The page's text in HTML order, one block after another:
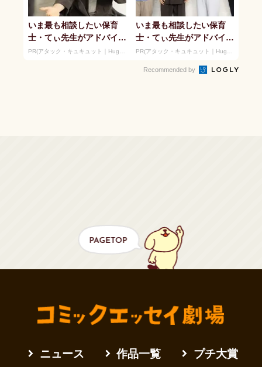
いま最も相談したい保育
士・てぃ先生がアドバイ
ス！ 子どもの“おてつだ
いま最も相談したい保育
士・てぃ先生がアドバイ
ス！ 子どもの“おてつだ
Recommended by
ニュース 作品一覧 プチ大賞